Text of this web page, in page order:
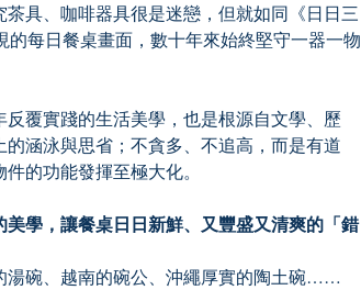
具、咖啡器具很是迷戀，但就如同《日日三
的每日餐桌畫面，數十年來始終堅守一器一物
覆實踐的生活美學，也是根源自文學、歷
的涵泳與思省；不貪多、不追高，而是有道
的功能發揮至極大化。
，讓餐桌日日新鮮、又豐盛又清爽的「錯
碗、越南的碗公、沖繩厚實的陶土碗……